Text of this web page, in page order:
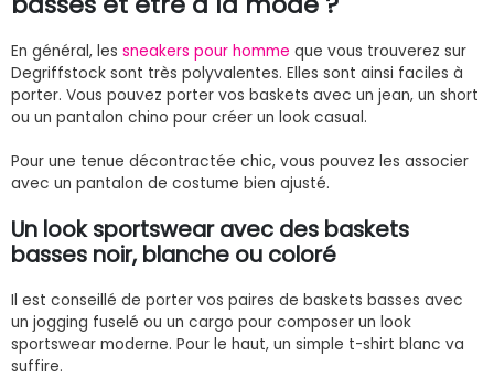
En général, les sneakers pour homme que vous trouverez sur
Degriffstock sont très polyvalentes. Elles sont ainsi faciles à
porter. Vous pouvez porter vos baskets avec un jean, un short
ou un pantalon chino pour créer un look casual.
Pour une tenue décontractée chic, vous pouvez les associer
avec un pantalon de costume bien ajusté.
Un look sportswear avec des baskets
basses noir, blanche ou coloré
Il est conseillé de porter vos paires de baskets basses avec
un jogging fuselé ou un cargo pour composer un look
sportswear moderne. Pour le haut, un simple t-shirt blanc va
suffire.